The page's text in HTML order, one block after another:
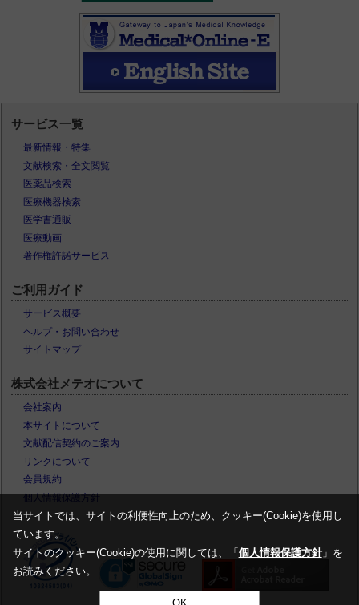
サービス一覧
最新情報・特集
文献検索・全文閲覧
医薬品検索
医療機器検索
医学書通販
医療動画
著作権許諾サービス
ご利用ガイド
サービス概要
ヘルプ・お問い合わせ
サイトマップ
株式会社メテオについて
会社案内
本サイトについて
文献配信契約のご案内
リンクについて
会員規約
個人情報保護方針
当サイトでは、サイトの利便性向上のため、クッキー(Cookie)を使用し
ています。
サイトのクッキー(Cookie)の使用に関しては、「 個人情報保護方針」を
お読みください。